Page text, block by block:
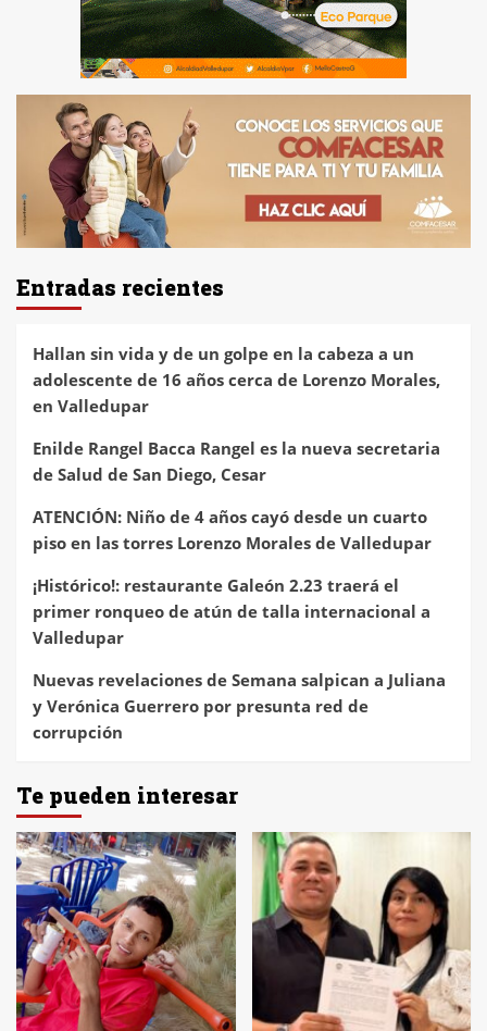
Entradas recientes
Hallan sin vida y de un golpe en la cabeza a un
adolescente de 16 años cerca de Lorenzo Morales,
en Valledupar
Enilde Rangel Bacca Rangel es la nueva secretaria
de Salud de San Diego, Cesar
ATENCIÓN: Niño de 4 años cayó desde un cuarto
piso en las torres Lorenzo Morales de Valledupar
¡Histórico!: restaurante Galeón 2.23 traerá el
primer ronqueo de atún de talla internacional a
Valledupar
Nuevas revelaciones de Semana salpican a Juliana
y Verónica Guerrero por presunta red de
corrupción
Te pueden interesar